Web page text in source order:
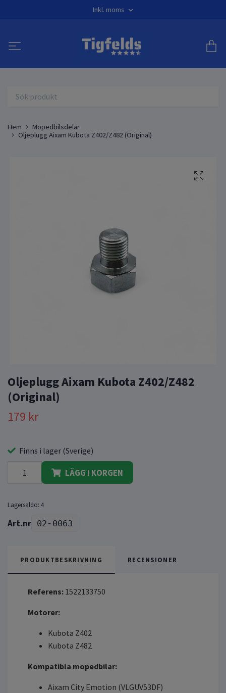
Inkl. moms
Hem
Mopedbilsdelar
Oljeplugg Aixam Kubota Z402/Z482 (Original)
Oljeplugg Aixam Kubota Z402/Z482
(Original)
179 kr
Finns i lager (Sverige)
LÄGG I KORGEN
Lagersaldo: 4
02-0063
PRODUKTBESKRIVNING RECENSIONER
Referens: 1522133750
Motorer:
Kubota Z402
Kubota Z482
Kompatibla mopedbilar:
Aixam City Emotion (VLGUV53DF)